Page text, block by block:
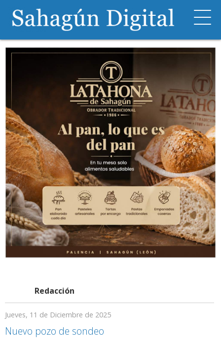
Redacción
Jueves, 11 de Diciembre de 2025
Nuevo pozo de sondeo